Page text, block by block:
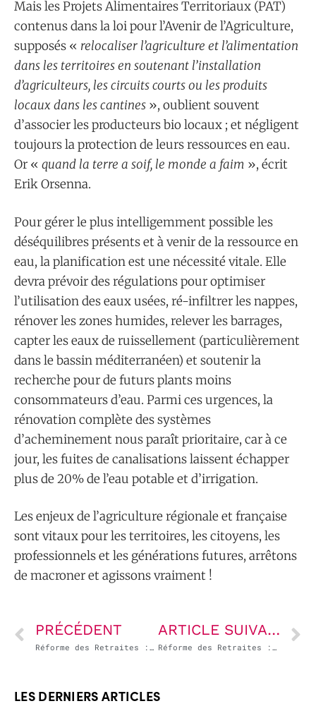
Mais les Projets Alimentaires Territoriaux (PAT)
contenus dans la loi pour l’Avenir de l’Agriculture,
supposés « relocaliser l’agriculture et l’alimentation
dans les territoires en soutenant l’installation
d’agriculteurs, les circuits courts ou les produits
locaux dans les cantines », oublient souvent
d’associer les producteurs bio locaux ; et négligent
toujours la protection de leurs ressources en eau.
Or « quand la terre a soif, le monde a faim », écrit
Erik Orsenna.
Pour gérer le plus intelligemment possible les
déséquilibres présents et à venir de la ressource en
eau, la planification est une nécessité vitale. Elle
devra prévoir des régulations pour optimiser
l’utilisation des eaux usées, ré-infiltrer les nappes,
rénover les zones humides, relever les barrages,
capter les eaux de ruissellement (particulièrement
dans le bassin méditerranéen) et soutenir la
recherche pour de futurs plants moins
consommateurs d’eau. Parmi ces urgences, la
rénovation complète des systèmes
d’acheminement nous paraît prioritaire, car à ce
jour, les fuites de canalisations laissent échapper
plus de 20% de l’eau potable et d’irrigation.
Les enjeux de l’agriculture régionale et française
sont vitaux pour les territoires, les citoyens, les
professionnels et les générations futures, arrêtons
de macroner et agissons vraiment !
PRÉCÉDENT
Réforme des Retraites : ce n’est pas seulement un projet anti-social que nous rejetons, mais un choix de société que nous défendons !
ARTICLE SUIVANT
Réforme des Retraites : la droite nous sort le même discours depuis plus de 150 ans !
LES DERNIERS ARTICLES